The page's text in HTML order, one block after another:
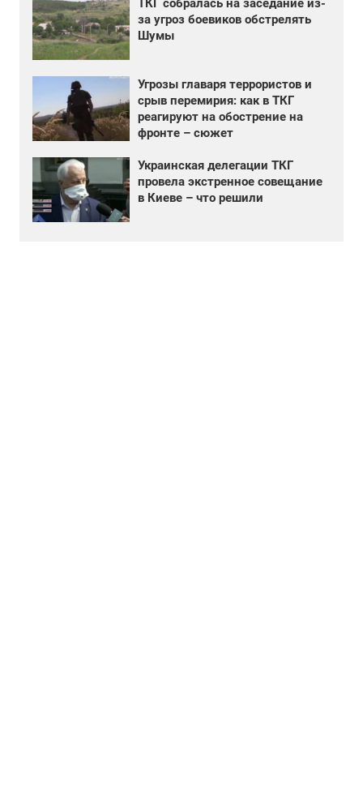
за угроз боевиков обстрелять
Шумы
Угрозы главаря террористов и
срыв перемирия: как в ТКГ
реагируют на обострение на
фронте – сюжет
Украинская делегации ТКГ
провела экстренное совещание
в Киеве – что решили